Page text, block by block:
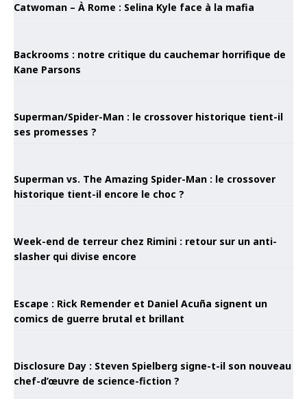
Catwoman – À Rome : Selina Kyle face à la mafia
Backrooms : notre critique du cauchemar horrifique de
Kane Parsons
Superman/Spider-Man : le crossover historique tient-il
ses promesses ?
Superman vs. The Amazing Spider-Man : le crossover
historique tient-il encore le choc ?
Week-end de terreur chez Rimini : retour sur un anti-
slasher qui divise encore
Escape : Rick Remender et Daniel Acuña signent un
comics de guerre brutal et brillant
Disclosure Day : Steven Spielberg signe-t-il son nouveau
chef-d’œuvre de science-fiction ?